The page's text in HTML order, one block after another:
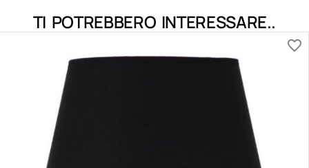
TI POTREBBERO INTERESSARE..